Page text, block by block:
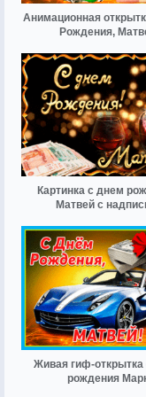
Анимационная
Рождения,
Картинка с днем
Матвей с
Живая гиф-открытка
рождения